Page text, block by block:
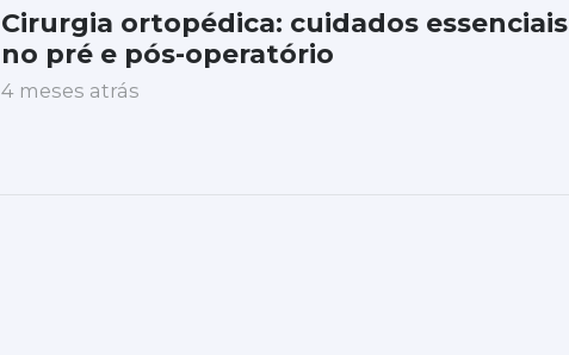
Cirurgia ortopédica: cuidados essenciais
no pré e pós-operatório
4 meses atrás